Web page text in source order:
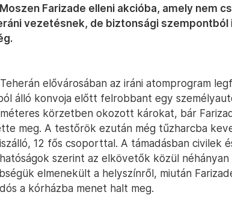
Farizade elleni akcióba, amely nem
vezetésnek, de biztonsági szempontból
elővárosában az iráni atomprogram
álló konvoja előtt felrobbant egy
körzetben okozott károkat, bár
meg. A testőrök ezután még tűzharcba
12 fős csoporttal. A támadásban civilek
szerint az elkövetők közül
elmenekült a helyszínről, miután
a kórházba menet halt meg.